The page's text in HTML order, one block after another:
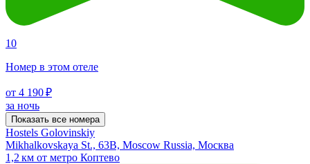
10
Номер в этом отеле
от 4 190 ₽
за ночь
Показать все номера
Hostels Golovinskiy
Mikhalkovskaya St., 63B, Moscow Russia, Москва
1,2 км от метро Коптево